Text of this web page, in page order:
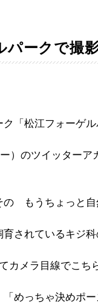
パークで撮
「松江フォーゲル
）のツイッターア
もうちょっと自
されているキジ科
カメラ目線でこち
めっちゃ決めポ